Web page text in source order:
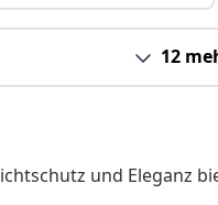
12
und Eleganz